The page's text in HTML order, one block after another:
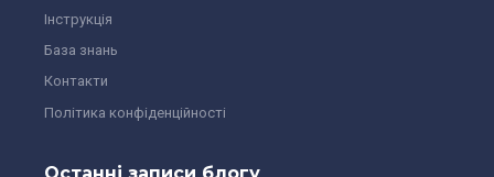
Інструкція
База знань
Контакти
Політика конфіденційності